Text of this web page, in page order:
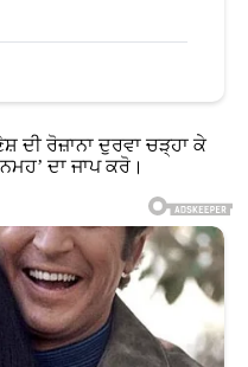
ਦੀ ਰੋਜ਼ਾਨਾ ਦੁਰਵਾ ਚੜ੍ਹਾ ਕੇ
ਦਾ ਜਾਪ ਕਰੋ।